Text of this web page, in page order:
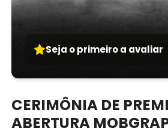
Seja o primeiro a avaliar
CERIMÔNIA DE
ABERTURA